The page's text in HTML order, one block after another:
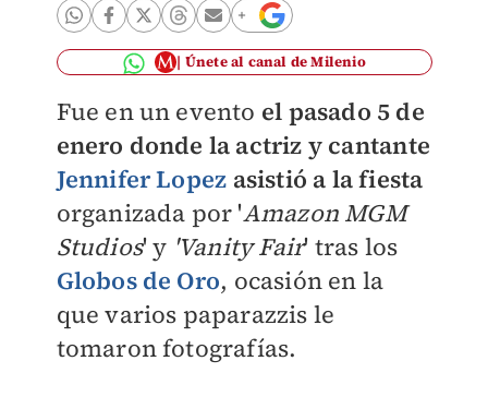
Únete al canal de Milenio
Fue en un evento el pasado 5 de
enero donde la actriz y cantante
Jennifer Lopez asistió a la fiesta
organizada por 'Amazon MGM
Studios' y 'Vanity Fair' tras los
Globos de Oro, ocasión en la
que varios paparazzis le
tomaron fotografías.